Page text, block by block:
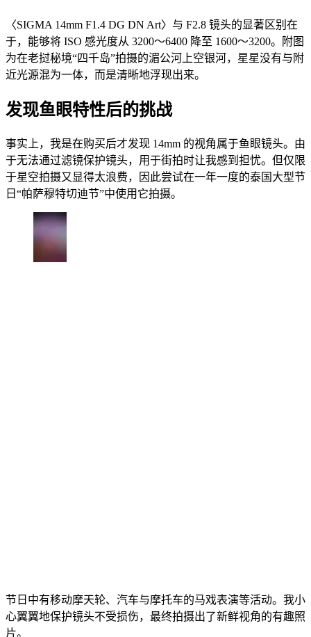
〈SIGMA 14mm F1.4 DG DN Art〉与 F2.8 镜头的显著区别在
于，能够将 ISO 感光度从 3200～6400 降至 1600～3200。附图
为在老挝秘境“四千岛”拍摄的湄公河上空银河，星星没有与附
近光源混为一体，而是清晰地浮现出来。
发现鱼眼特性后的挑战
事实上，我是在购买后才发现 14mm 的视角属于鱼眼镜头。由
于无法通过滤镜保护镜头，用于街拍时让我感到担忧。但仅限
于星空拍摄又显得太浪费，因此尝试在一年一度的泰国大型节
日“帕萨穆特切迪节”中使用它拍摄。
节日中有移动摩天轮、汽车与摩托车的马戏表演等活动。我小
心翼翼地保护镜头不受损伤，最终拍摄出了新鲜视角的有趣照
片。